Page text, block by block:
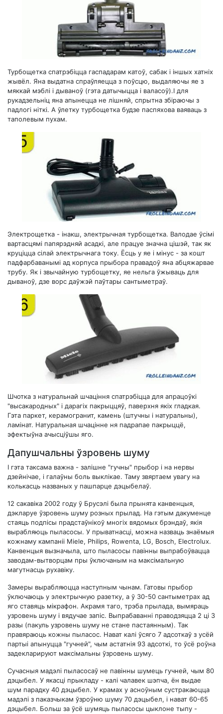
Турбощетка спатрэбіцца гаспадарам катоў, сабак і іншых хатніх
жывёл. Яна выдатна спраўляецца з поўсцю, выдаляючы яе з
мяккай мэблі і дываноў (гэта датычыцца і валасоў).І для
рукадзельніц яна апынецца не лішняй, спрытна збіраючы з
падлогі ніткі. А ўлетку турбощетка будзе паспяхова ваяваць з
таполевым пухам.
Электрощетка - інакш, электрычная турбощетка. Валодае ўсімі
вартасцямі папярэдняй асадкі, але працуе значна цішэй, так як
круціцца сілай электрычнага току. Ёсць у яе і мінус - за кошт
падфарбаванымі ад корпуса прыбора правадоў яна абцяжарвае
трубу. Як і звычайную турбощетку, яе нельга ўжываць для
дываноў, дзе ворс даўжэй паўтары сантыметраў.
Шчотка з натуральнай шчаціння спатрэбіцца для апрацоўкі
"высакародных" і дарагіх пакрыццяў, паверхня якіх гладкая.
Гэта паркет, керамогранит, камень (штучны і натуральны),
ламінат. Натуральная шчацінне ня падрапае пакрыццё,
эфектыўна ачысціўшы яго.
Дапушчальны ўзровень шуму
І гэта таксама важна - залішне "гучны" прыбор і на нервы
дзейнічае, і галаўны боль выклікае. Таму звяртаем увагу на
колькасць названых у пашпарце дэцыбелаў.
12 сакавіка 2002 году ў Брусэлі была прынята канвенцыя,
дэкларуе ўзровень шуму розных прылад. На гэтым дакуменце
стаяць подпісы прадстаўнікоў многіх вядомых брэндаў, якія
вырабляюць пыласосы. У прыватнасці, можна назваць знаёмыя
кожнаму кампаніі Miele, Philips, Rowenta, LG, Bosch, Electrolux.
Канвенцыя вызначыла, што пыласосы павінны выпрабоўвацца
заводам-вытворцам пры ўключаным на максімальную
магутнасць рухавіку.
Замеры вырабляюцца наступным чынам. Гатовы прыбор
ўключаюць у электрычную разетку, а ў 30-50 сантыметрах ад
яго ставяць мікрафон. Акрамя таго, трэба прылада, вымяраць
узровень шуму і вядучае запіс. Выпрабаванні праводзяцца 2 ці 3
разы (пакуль узровень шуму не стане пастаянным). Так
правяраюць кожны пыласос. Нават калі ўсяго 7 адсоткаў з усёй
партыі апынуцца "гучней", чым астатнія 93 адсоткі, то ўсё роўна
задекларируют максімальны ўзровень шуму.
Сучасныя мадэлі пыласосаў не павінны шумець гучней, чым 80
дэцыбел. У якасці прыкладу - калі чалавек шэпча, ён выдае
шум парадку 40 дэцыбел. У крамах у асноўным сустракаюцца
мадэлі з паказчыкам ўзроўню шуму 70 дэцыбел, і нават 60-65
дэцыбел. Больш за ўсё шумяць пыласосы цыклоне тыпу -